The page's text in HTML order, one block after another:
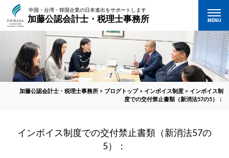
中国・台湾・韓国企業の日本進出をサポートします
加藤公認会計士・税理士事務所 MENU
加藤公認会計士・税理士事務所 > ブログトップ > インボイス制度 > インボイス制
度での交付禁止書類（新消法57の5）：
インボイス制度での交付禁止書類（新消法57の
5）：